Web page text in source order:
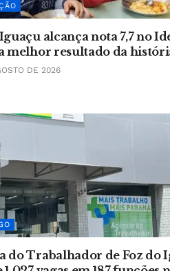
alcança nota 7,7 no
melhor resultado da
DE 2026
do Trabalhador de Foz do